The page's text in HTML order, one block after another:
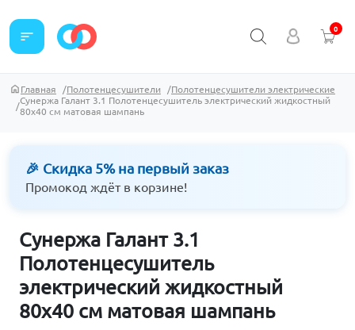
sort 0
Главная Полотенцесушители
Полотенцесушители электрические
Сунержа Галант 3.1 Полотенцесушитель электрический жидкостный
80х40 см матовая шампань
🎉 Скидка 5% на первый заказ
Промокод ждёт в корзине!
Сунержа Галант 3.1
Полотенцесушитель
электрический жидкостный
80х40 см матовая шампань